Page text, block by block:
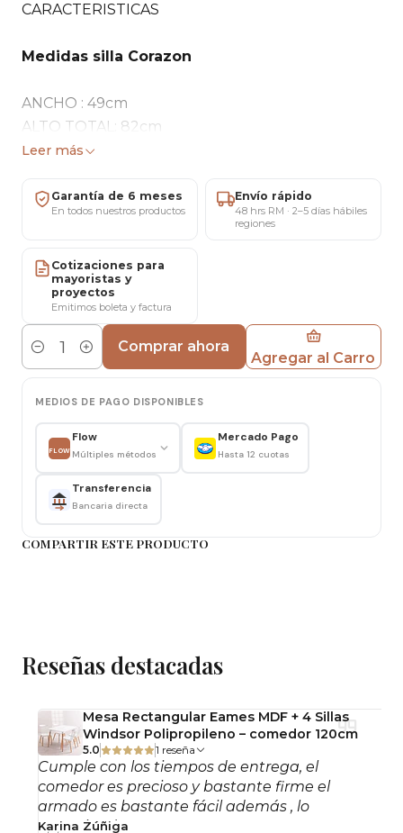
CARACTERISTICAS
Medidas silla Corazon
ANCHO : 49cm
ALTO TOTAL: 82cm
ALTO DE PISO AL ASIENTO: 45cm
ASIENTO ACOLCHADO Y TAPIZADO EN FELPA
Ancho: 80cm
Largo: 130 cm
Alto: 75 cm
Cubierta: Vidrio
Este producto se entrega desarmado con sus
Queremos que te sientas seguro con tu
de 6 meses por cualquier daño de fábrica que
colores mostrados son orientativos. Si
calibración de color o cualquier otra
información, te recomendamos consultar con
nuestro servicio técnico o a través de los
contactos publicados en nuestro perfil.
Leer más
Garantía de 6 meses
En todos nuestros productos
Envío rápido
48 hrs RM · 2–5 días hábiles
regiones
Cotizaciones para
mayoristas y
proyectos
Emitimos boleta y factura
Cantidad Agregar al Carro
Comprar ahora
MEDIOS DE PAGO DISPONIBLES
FLOW
Flow
Múltiples métodos
Mercado Pago
Hasta 12 cuotas
Transferencia
Bancaria directa
COMPARTIR ESTE PRODUCTO
Reseñas destacadas
Mesa Rectangular Eames MDF + 4 Sillas
Windsor Polipropileno – comedor 120cm
5.0 1 reseña
Cumple con los tiempos de entrega, el
comedor es precioso y bastante firme el
armado es bastante fácil además , lo
recomiendo!
Karina Zúñiga